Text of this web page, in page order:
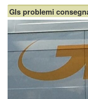
Customer service GLS
Se hai inviato un pacco
Gls problemi